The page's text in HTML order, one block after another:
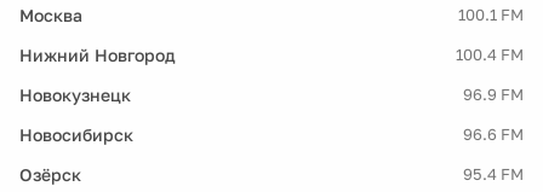
Москва 100.1 FM
Нижний Новгород 100.4 FM
Новокузнецк 96.9 FM
Новосибирск 96.6 FM
Озёрск 95.4 FM